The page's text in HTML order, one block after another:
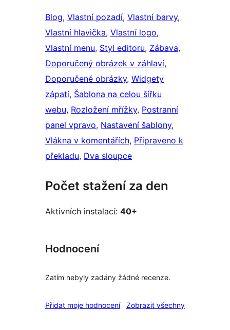
Blog, Vlastní pozadí, Vlastní barvy
Vlastní hlavička, Vlastní logo
Vlastní menu, Styl editoru, Zábava
Doporučený obrázek v záhlaví
Doporučené obrázky, Widgety
zápatí, Šablona na celou šířku
webu, Rozložení mřížky, Postranní
panel vpravo, Nastavení šablony
Vlákna v komentářích, Připraveno k
překladu, Dva sloupce
Počet stažení za den
Aktivních instalací: 40+
Hodnocení
Zatím nebyly zadány žádné recenze.
Přidat moje hodnocení Zobrazit všechnyrecenze